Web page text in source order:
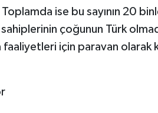
ise bu sayının 20
çoğunun Türk
için paravan olarak